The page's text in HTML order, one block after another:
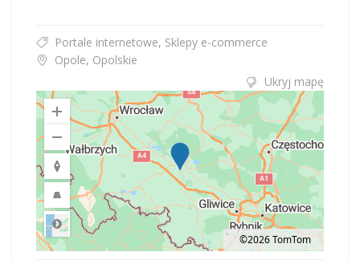
Portale internetowe, Sklepy e-commerce
Opole, Opolskie
Ukryj mapę
Road
©2026 TomTom